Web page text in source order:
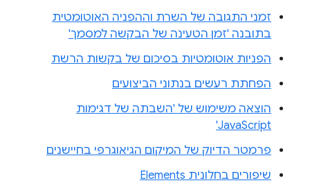
זמני התגובה של השרת וההפניה האוטומטית
בתובנה 'זמן הטעינה של הבקשה למסמך'
הפניות אוטומטיות בסיכום של בקשות הרשת
הפחתת רעשים בנתוני הביצועים
הוצאה משימוש של 'השבתה של דגימות
JavaScript'
פרמטר הדיוק של המיקום הגיאוגרפי בחיישנים
שיפורים בחלונית Elements